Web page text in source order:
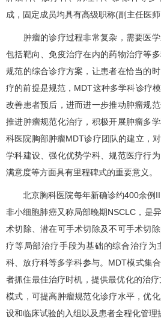
成，固定成员均具有高级职称(副主任医
肿瘤的诊疗过程非常复杂，需要医学
包括靶向、免疫治疗在内的药物治疗等
规范的综合诊疗方案，让患者在恰当的
疗的前提是规范，MDT这种多学科诊疗
改善患者预后，进而进一步推动肿瘤规
推进肿瘤规范化治疗，积极开展肿瘤多
科医院胸部肿瘤MDT诊疗团队的建立，
学科建设、强化优势学科、规范医疗行
满意度等方面具有里程碑式的重要意义。
北京胸科医院每年新确诊约400余例
非小细胞肺癌又称局部晚期NSCLC，是
术切除、潜在可手术切除及不可手术切
疗等局部治疗手段为基础的综合治疗为
科、放疗科等多学科参与。MDT模式集
者抓住最佳治疗时机，提供最优化的治
模式，可提高肿瘤规范化诊疗水平，优
设和临床试验的入组以及患者全程化管理